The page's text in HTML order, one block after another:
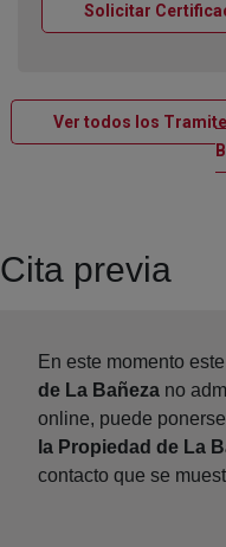
Solicitar
Ver todos los
Cita previa
En este momento este
de La Bañeza no
online, puede
la Propiedad de La
contacto que se